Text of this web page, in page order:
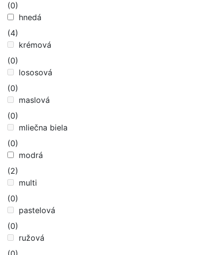
(0)
hnedá
(4)
krémová
(0)
lososová
(0)
maslová
(0)
mliečna biela
(0)
modrá
(2)
multi
(0)
pastelová
(0)
ružová